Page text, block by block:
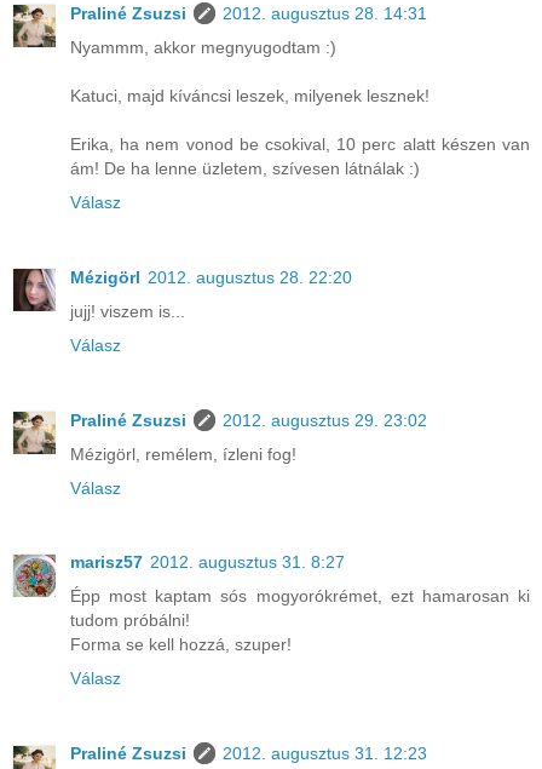
Praliné Zsuzsi
2012. augusztus 28. 14:31
Nyammm, akkor megnyugodtam :)
Katuci, majd kíváncsi leszek, milyenek lesznek!
Erika, ha nem vonod be csokival, 10 perc alatt készen van
ám! De ha lenne üzletem, szívesen látnálak :)
Válasz
Mézigörl 2012. augusztus 28. 22:20
jujj! viszem is...
Válasz
Praliné Zsuzsi
2012. augusztus 29. 23:02
Mézigörl, remélem, ízleni fog!
Válasz
marisz57 2012. augusztus 31. 8:27
Épp most kaptam sós mogyorókrémet, ezt hamarosan ki
tudom próbálni!
Forma se kell hozzá, szuper!
Válasz
Praliné Zsuzsi
2012. augusztus 31. 12:23